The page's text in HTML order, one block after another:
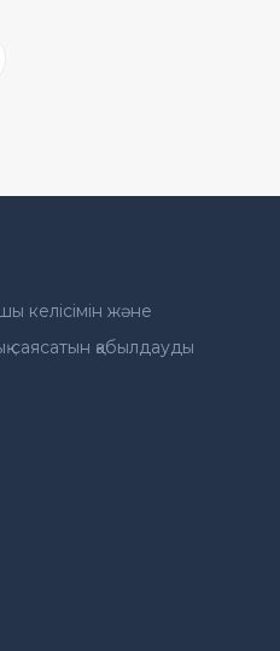
келісімін және
қабылдауды